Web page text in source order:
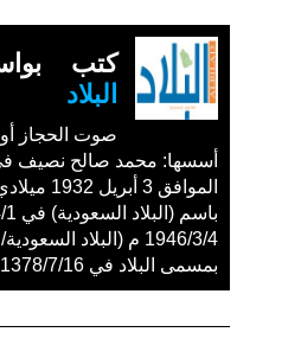
كتب
البلاد
صوت الحجاز
الموافق 3
1946/3/4 م (البلاد
بمسمى البلاد في 1378/7/16 هـ – 1959/1/26 م